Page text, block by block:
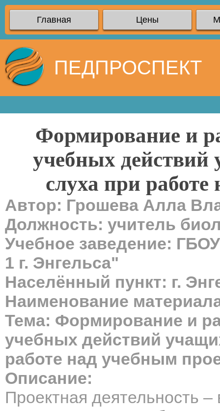
Главная Цены
ПЕДПРОСПЕКТ
Формирование и
учебных
слуха при
Автор: Грошева Алла
Должность: учитель
Учебное заведение:
1 г. Энгельса"
Населённый пункт: г.
Наименование
Тема: Формирование и
учебных действий
работе над учебным
Описание:
Проектная деятельность